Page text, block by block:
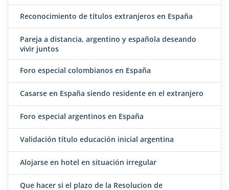
Reconocimiento de títulos extranjeros en España
Pareja a distancia, argentino y española deseando
vivir juntos
Foro especial colombianos en España
Casarse en España siendo residente en el extranjero
Foro especial argentinos en España
Validación título educación inicial argentina
Alojarse en hotel en situación irregular
Que hacer si el plazo de la Resolucion de